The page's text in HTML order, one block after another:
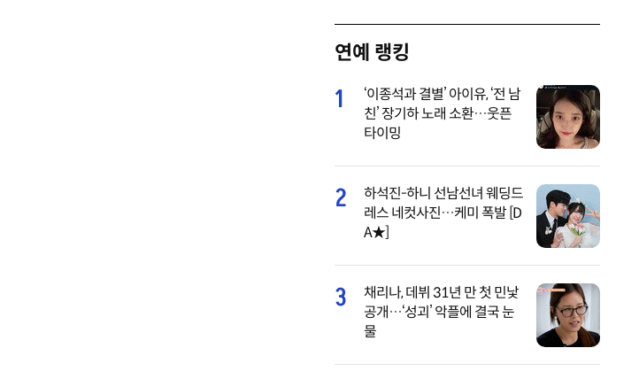
연예 랭킹
1
‘이종석과 결별’ 아이유, ‘전 남
친’ 장기하 노래 소환…웃픈
타이밍
2
하석진-하니 선남선녀 웨딩드
레스 네컷사진…케미 폭발 [D
A★]
3
채리나, 데뷔 31년 만 첫 민낯
공개…‘성괴’ 악플에 결국 눈
물